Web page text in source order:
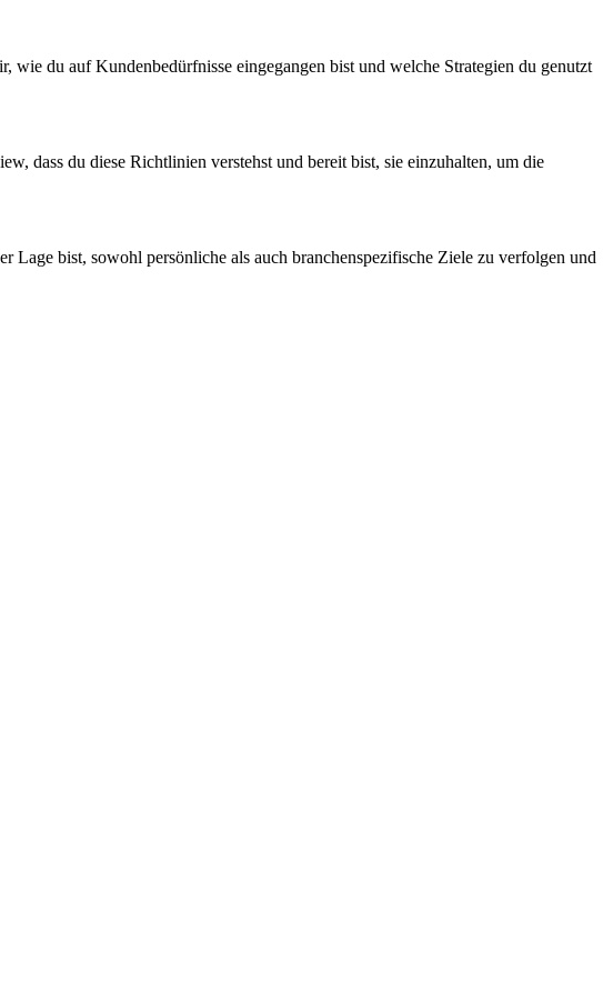
wie du auf Kundenbedürfnisse eingegangen bist und welche Strategien du genutzt
dass du diese Richtlinien verstehst und bereit bist, sie einzuhalten, um die
bist, sowohl persönliche als auch branchenspezifische Ziele zu verfolgen und